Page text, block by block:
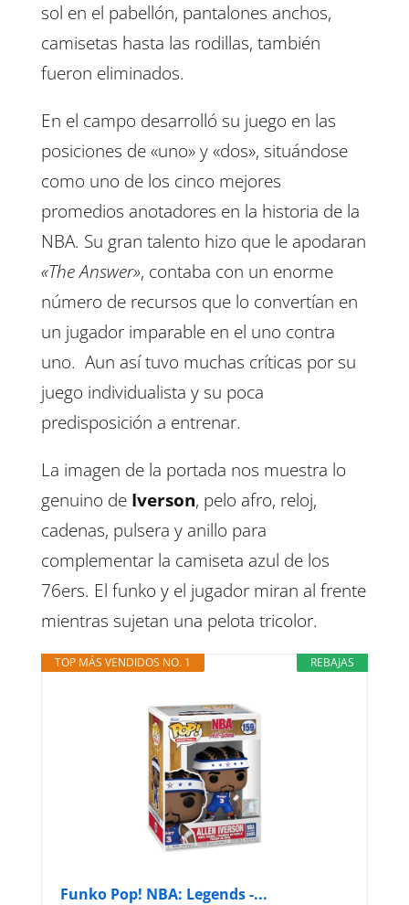
sol en el pabellón, pantalones anchos,
camisetas hasta las rodillas, también
fueron eliminados.
En el campo desarrolló su juego en las
posiciones de «uno» y «dos», situándose
como uno de los cinco mejores
promedios anotadores en la historia de la
NBA. Su gran talento hizo que le apodaran
«The Answer», contaba con un enorme
número de recursos que lo convertían en
un jugador imparable en el uno contra
uno. Aun así tuvo muchas críticas por su
juego individualista y su poca
predisposición a entrenar.
La imagen de la portada nos muestra lo
genuino de Iverson, pelo afro, reloj,
cadenas, pulsera y anillo para
complementar la camiseta azul de los
76ers. El funko y el jugador miran al frente
mientras sujetan una pelota tricolor.
REBAJAS
TOP MÁS VENDIDOS NO. 1
Funko Pop! NBA: Legends -...